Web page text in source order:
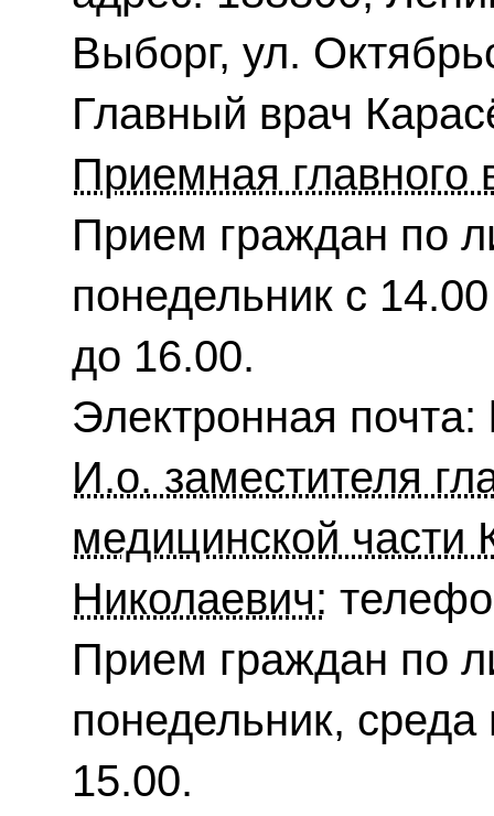
Выборг, ул.
Главный врач
Приемная главного
Прием граждан по
понедельник с
до 16.00.
Электронная
И.о. заместителя
медицинской части
Николаевич:
Прием граждан по
понедельник,
15.00.